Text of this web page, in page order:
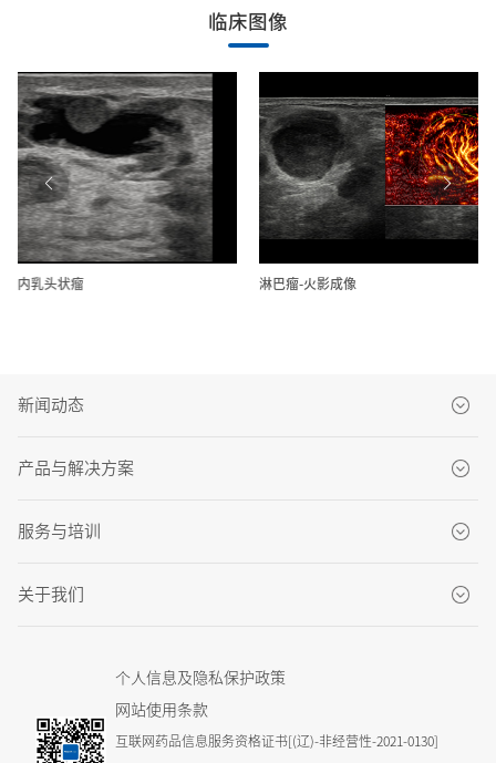
临床图像
成像 乳腺纤维瘤
新闻动态
品牌新闻
媒体报道
产品与解决方案
CT系列
PET/CT系列
US系列
服务与培训
MDaaS
客户服务解决方案
先进医学培训中心
关于我们
招贤纳士
个人信息及隐私保护政策
网站使用条款
互联网药品信息服务资格证书[(辽)-非经营性-2021-0130]